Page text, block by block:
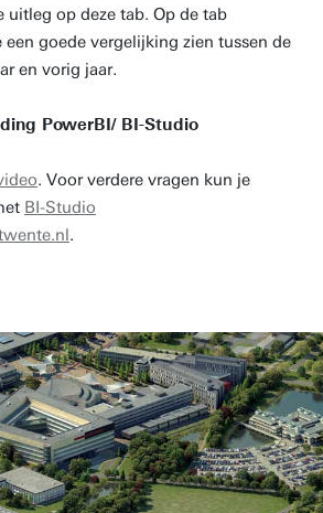
uitleg op deze tab. Op de tab
goede vergelijking zien tussen de
en vorig jaar.
PowerBI/ BI-Studio
. Voor verdere vragen kun je
BI-Studio
.